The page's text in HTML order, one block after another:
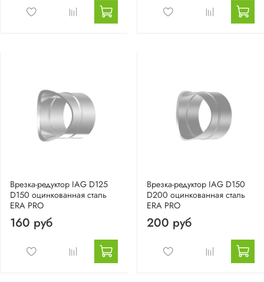
Врезка-редуктор IAG D125
D150 оцинкованная сталь
ERA PRO
160 руб
Врезка-редуктор IAG D150
D200 оцинкованная сталь
ERA PRO
200 руб